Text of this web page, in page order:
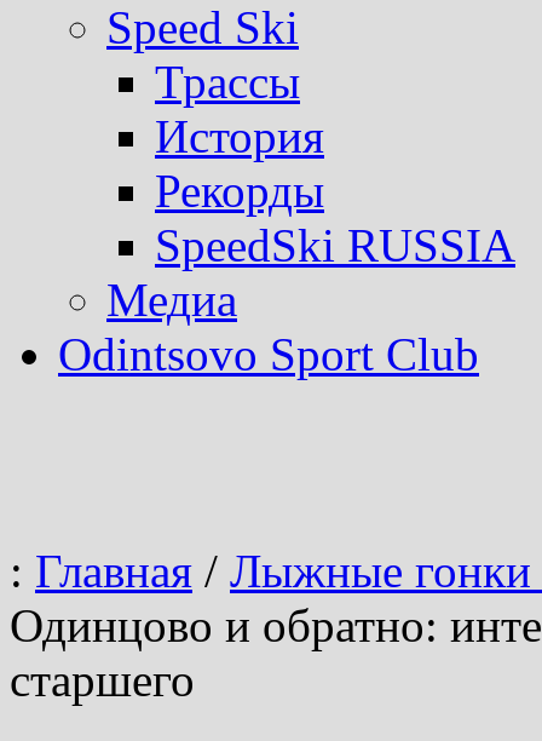
Speed Ski
Трассы
История
Рекорды
SpeedSki RUSSIA
Медиа
Odintsovo Sport Club
: Главная / Лыжные гонки
Одинцово и обратно:
старшего